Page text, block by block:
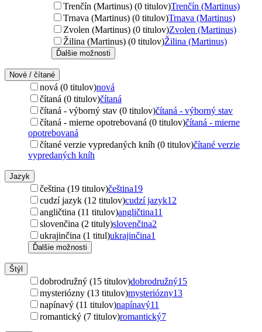
Trenčín (Martinus) (0 titulov)Trenčín (Martinus)
Trnava (Martinus) (0 titulov)Trnava (Martinus)
Zvolen (Martinus) (0 titulov)Zvolen (Martinus)
Žilina (Martinus) (0 titulov)Žilina (Martinus)
Ďalšie možnosti
Nové / čítané
nová (0 titulov)nová
čítaná (0 titulov)čítaná
čítaná - výborný stav (0 titulov)čítaná - výborný stav
čítaná - mierne opotrebovaná (0 titulov)čítaná - mierne
opotrebovaná
čítané verzie vypredaných kníh (0 titulov)čítané verzie
vypredaných kníh
Jazyk
čeština (19 titulov)čeština19
cudzí jazyk (12 titulov)cudzí jazyk12
angličtina (11 titulov)angličtina11
slovenčina (2 tituly)slovenčina2
ukrajinčina (1 titul)ukrajinčina1
Ďalšie možnosti
Štýl
dobrodružný (15 titulov)dobrodružný15
mysteriózny (13 titulov)mysteriózny13
napínavý (11 titulov)napínavý11
romantický (7 titulov)romantický7